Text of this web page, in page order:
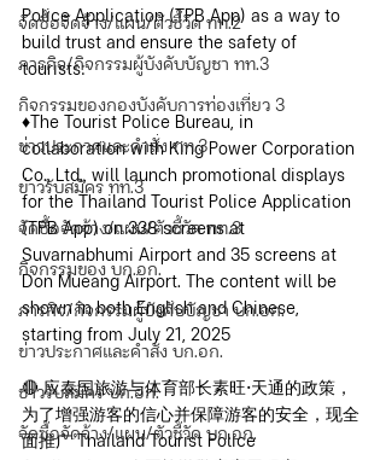
จัดซื้อจัดจ้าง/แผน/ตัวชี้วัด ทท.2
ภารกิจ/กิจกรรมผู้บังคับบัญชา ทท.3
กิจกรรมของกองบังคับการท่องเที่ยว 3
ข่าวประกาศและคำสั่ง ทท.3
ข่าวรับสมัคร ทท.3
จัดซื้อจัดจ้าง/แผน/ตัวชี้วัด ทท.3
กิจกรรมของ บก.อก.
ภารกิจ/กิจกรรมผู้บังคับบัญชา บก.อก.
ข่าวประกาศและคำสั่ง บก.อก.
ข่าวรับสมัคร บก.อก.
จัดซื้อจัดจ้าง/แผน/ตัวชี้วัด บก.อก.
Police Application (TPB App) as a way to
build trust and ensure the safety of
tourists:
♦️The Tourist Police Bureau, in
collaboration with King Power Corporation
Co., Ltd., will launch promotional displays
for the Thailand Tourist Police Application
(TPB App) on 338 screens at
Suvarnabhumi Airport and 35 screens at
Don Mueang Airport. The content will be
shown in both English and Chinese,
starting from July 21, 2025
🔴 应泰国旅游与体育部长素旺·天通的政策，
为了增强游客的信心并保障游客的安全，现全
面推广 Thailand Tourist Police